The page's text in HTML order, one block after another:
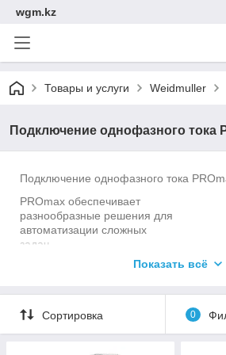
wgm.kz
Товары и услуги Weidmuller
Подключение однофазного тока
Подключение однофазного тока
PROmax обеспечивает
разнообразные решения для
автоматизации сложных
задач.
переключающимся режимом
Показать всё
Сортировка 0